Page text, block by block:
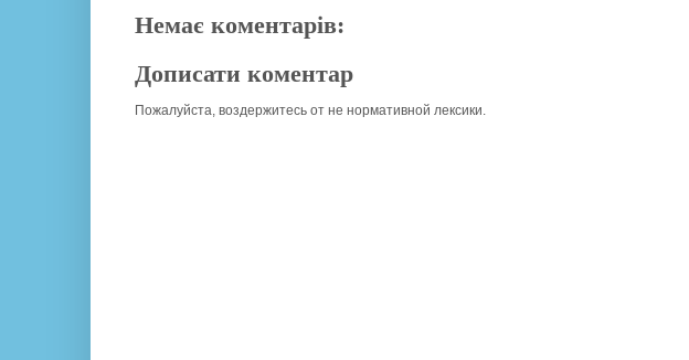
Немає коментарів:
Дописати коментар
Пожалуйста, воздержитесь от не нормативной лексики.